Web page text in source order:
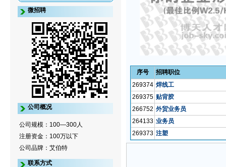
微招聘
公司概况
公司规模：100—300人
注册资金：100万以下
公司品牌：艾伯特
联系方式
序号
招聘职位
269374 焊线工
269375 贴背胶
266752 外贸业务员
264133 业务员
269373 注塑